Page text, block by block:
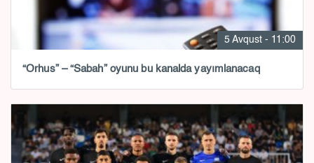
5 Avqust - 11:00
“Orhus” – “Sabah” oyunu bu kanalda yayımlanacaq